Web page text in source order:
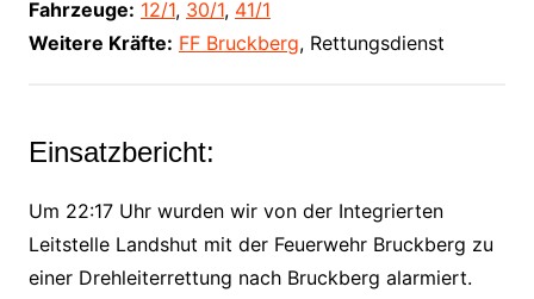
Fahrzeuge: 12/1, 30/1, 41/1
Weitere Kräfte: FF Bruckberg, Rettungsdienst
Einsatzbericht:
Um 22:17 Uhr wurden wir von der Integrierten
Leitstelle Landshut mit der Feuerwehr Bruckberg zu
einer Drehleiterrettung nach Bruckberg alarmiert.